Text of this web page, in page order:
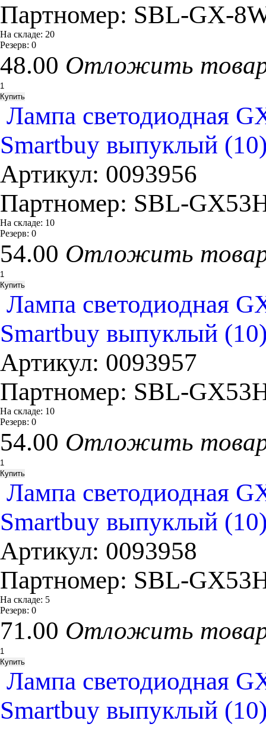
Партномер: SBL-GX-
На складе: 20
Резерв: 0
48.00 Отложить
Лампа светодиодная
Smartbuy выпуклый
Артикул: 0093956
Партномер: SBL-
На складе: 10
Резерв: 0
54.00 Отложить
Лампа светодиодная
Smartbuy выпуклый
Артикул: 0093957
Партномер: SBL-
На складе: 10
Резерв: 0
54.00 Отложить
Лампа светодиодная
Smartbuy выпуклый
Артикул: 0093958
Партномер: SBL-
На складе: 5
Резерв: 0
71.00 Отложить
Лампа светодиодная
Smartbuy выпуклый